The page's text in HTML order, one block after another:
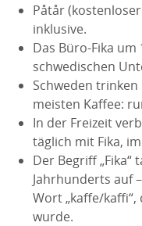
Påtår
inklusive.
Das Büro-Fika
schwedischen
Schweden
meisten Kaffee:
In der Freizeit
täglich mit Fika,
Der Begriff „Fika“
Jahrhunderts auf
Wort „kaffe/
wurde.